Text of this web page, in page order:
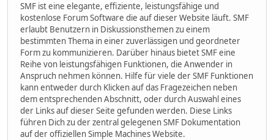
SMF ist eine elegante, effiziente, leistungsfähige und
kostenlose Forum Software die auf dieser Website läuft. SMF
erlaubt Benutzern in Diskussionsthemen zu einem
bestimmten Thema in einer zuverlässigen und geordneter
Form zu kommunizieren. Darüber hinaus bietet SMF eine
Reihe von leistungsfähigen Funktionen, die Anwender in
Anspruch nehmen können. Hilfe für viele der SMF Funktionen
kann entweder durch Klicken auf das Fragezeichen neben
dem entsprechenden Abschnitt, oder durch Auswahl eines
der Links auf dieser Seite gefunden werden. Diese Links
führen Dich zu der zentral gelegenen SMF Dokumentation
auf der offiziellen Simple Machines Website.